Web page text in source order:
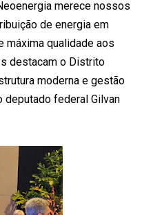
merece nossos
de energia em
máxima qualidade aos
destacam o Distrito
moderna e gestão
deputado federal Gilvan